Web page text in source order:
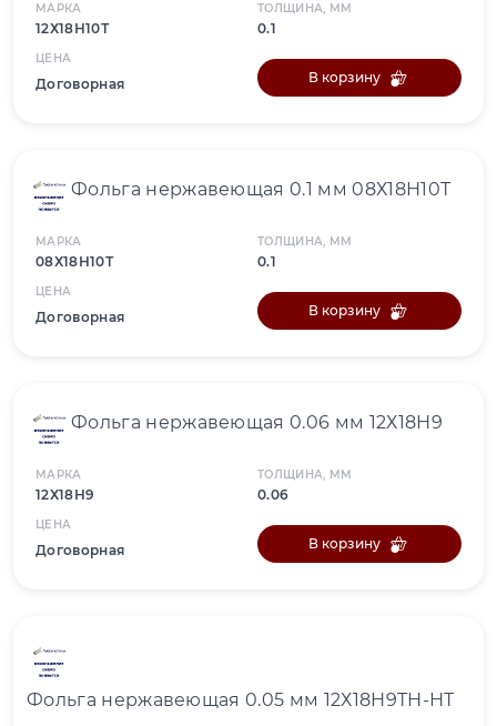
МАРКА
12Х18Н10Т
ТОЛЩИНА, ММ
0.1
ЦЕНА
Договорная В корзину
Фольга нержавеющая 0.1 мм 08Х18Н10Т
МАРКА
08Х18Н10Т
ТОЛЩИНА, ММ
0.1
ЦЕНА
Договорная В корзину
Фольга нержавеющая 0.06 мм 12Х18Н9
МАРКА
12Х18Н9
ТОЛЩИНА, ММ
0.06
ЦЕНА
Договорная В корзину
Фольга нержавеющая 0.05 мм 12Х18Н9ТН-НТ